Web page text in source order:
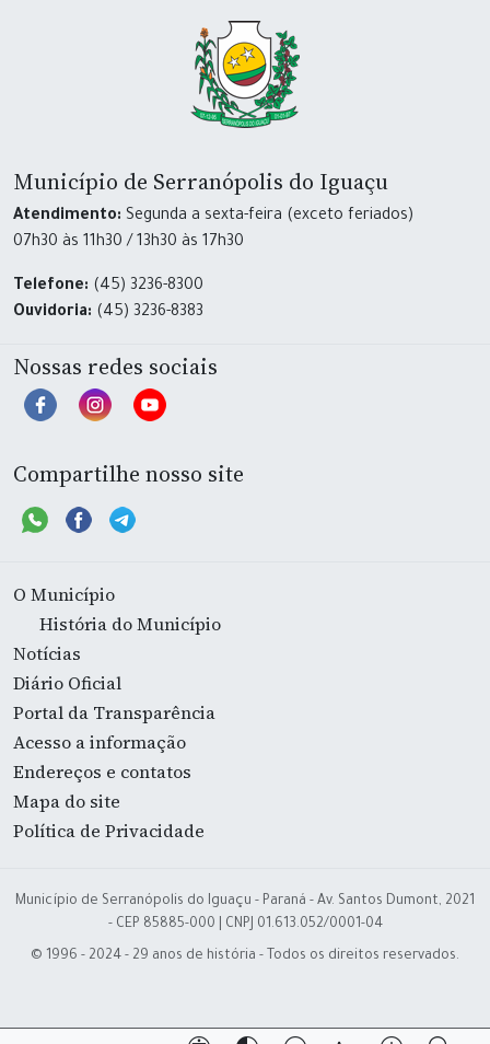
Município de Serranópolis do Iguaçu
Atendimento: Segunda a sexta-feira (exceto feriados)
07h30 às 11h30 / 13h30 às 17h30
Telefone: (45) 3236-8300
Ouvidoria: (45) 3236-8383
Nossas redes sociais
Compartilhe nosso site
O Município
História do Município
Notícias
Diário Oficial
Portal da Transparência
Acesso a informação
Endereços e contatos
Mapa do site
Política de Privacidade
Município de Serranópolis do Iguaçu - Paraná - Av. Santos Dumont, 2021
- CEP 85885-000 | CNPJ 01.613.052/0001-04
© 1996 - 2024 - 29 anos de história - Todos os direitos reservados.